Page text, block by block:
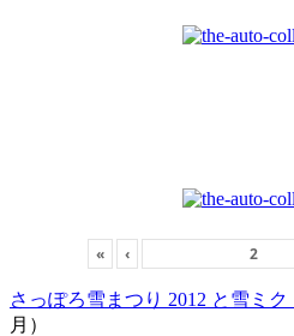
« ‹
さっぽろ雪まつり 2012 と雪ミク
月）